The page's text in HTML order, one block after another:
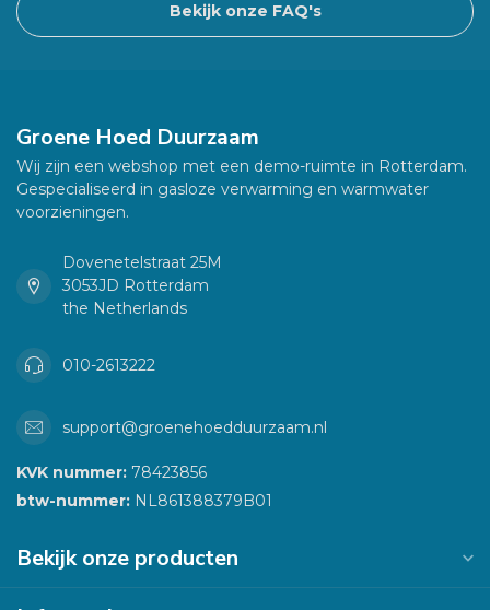
Bekijk onze FAQ's
Groene Hoed Duurzaam
Wij zijn een webshop met een demo-ruimte in Rotterdam.
Gespecialiseerd in gasloze verwarming en warmwater
voorzieningen.
Dovenetelstraat 25M
3053JD Rotterdam
the Netherlands
010-2613222
support@groenehoedduurzaam.nl
KVK nummer: 78423856
btw-nummer: NL861388379B01
Bekijk onze producten